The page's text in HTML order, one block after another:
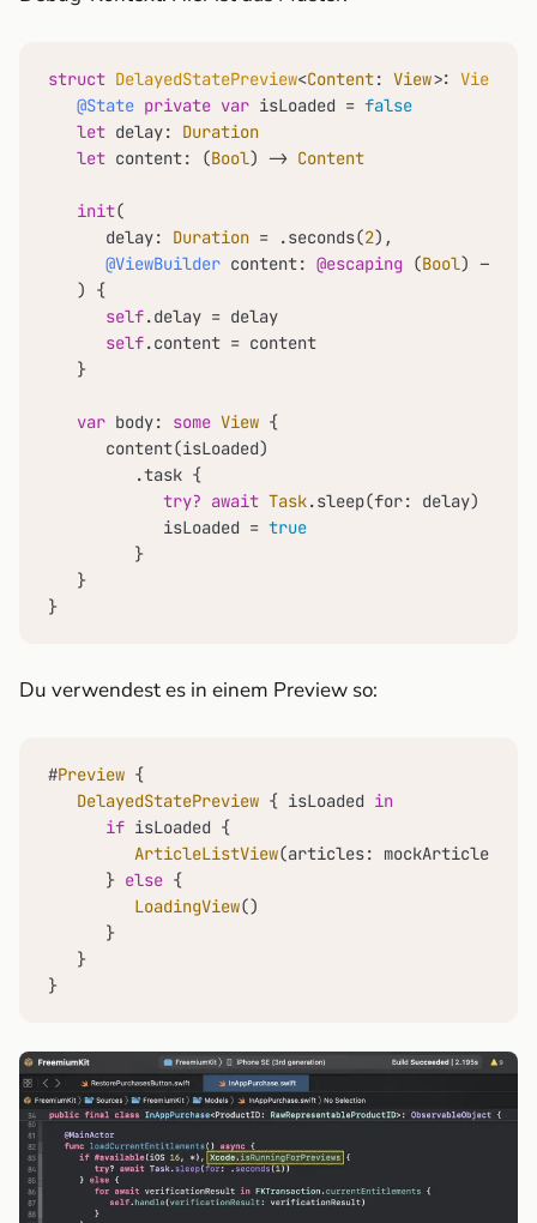
struct DelayedStatePreview<Content: View>: View
@State private var isLoaded = false
let delay: Duration
let content: (Bool) -> Content
init(
delay: Duration = .seconds(2),
@ViewBuilder content: @escaping (Bool) ->
   ) {
self.delay = delay
self.content = content
   }
var body: some View {
      content(isLoaded)
         .task {
try? await Task.sleep(for: delay)
            isLoaded
= true
         }
   }
}
Du verwendest es in einem Preview so:
#Preview {
DelayedStatePreview { isLoaded in
if isLoaded {
ArticleListView(articles: mockArticles)
      }
else {
LoadingView()
      }
   }
}